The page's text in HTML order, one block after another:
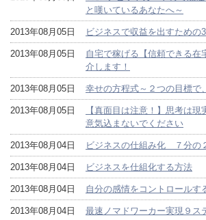
と嘆いているあなたへ～
2013年08月05日 ビジネスで収益を出すための
2013年08月05日
自宅で稼げる【信頼できる在
介します！
2013年08月05日 幸せの方程式～２つの目標で
2013年08月05日
【真面目は注意！】思考は現
意気込まないでください
2013年08月04日 ビジネスの仕組み化 ７分の
2013年08月04日 ビジネスを仕組化する方法
2013年08月04日 自分の感情をコントロールす
2013年08月04日 最速ノマドワーカー実現９ス